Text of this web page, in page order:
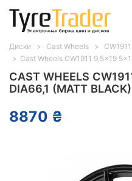
CAST WHEELS
DIA66,1 (MATT BLACK)
8870 ₴
Диски Cast Wheels
CW1911
Cast Wheels CW1911 9,5x19